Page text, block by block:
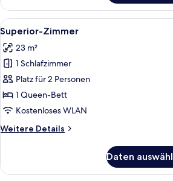
Doppelzimmer
Alle
Fotos
für
Superior-
Zimmer
anzeigen
Ein
6
Superior-Zimmer
23 m²
1 Schlafzimmer
Platz für 2 Personen
1 Queen-Bett
Kostenloses WLAN
Weitere Details
Weitere
Zimmer
Daten